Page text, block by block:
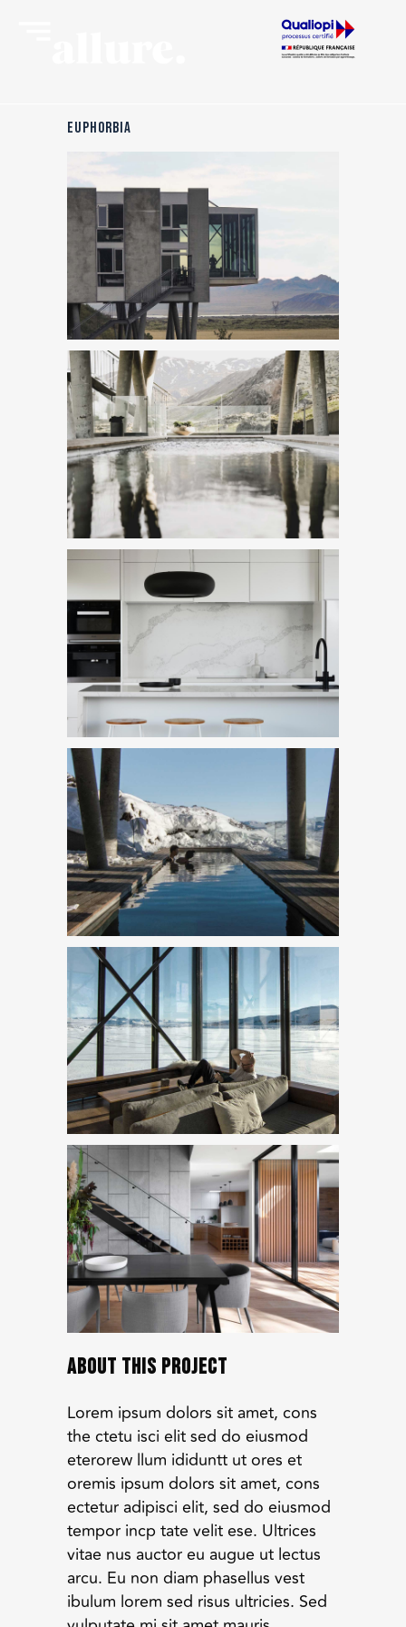
EUPHORBIA
About This Project
Lorem ipsum dolors sit amet, cons
the ctetu isci elit sed do eiusmod
eterorew llum ididuntt ut ores et
oremis ipsum dolors sit amet, cons
ectetur adipisci elit, sed do eiusmod
tempor incp tate velit ese. Ultrices
vitae nus auctor eu augue ut lectus
arcu. Eu non diam phasellus vest
ibulum lorem sed risus ultricies. Sed